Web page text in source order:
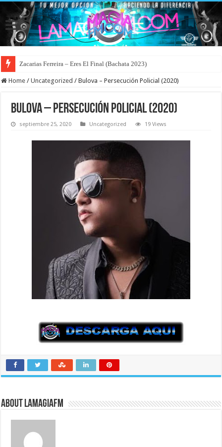
Zacarias Ferreira – Eres El Final (Bachata 2023)
Home / Uncategorized / Bulova – Persecución Policial (2020)
Bulova – Persecución Policial (2020)
septiembre 25, 2020 Uncategorized 19 Views
About LaMagiaFM